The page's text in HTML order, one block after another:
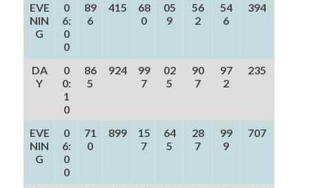
EVE
NIN
G
0
6:
0
0
89
6
415
68
0
05
9
56
2
54
6
394
DA
Y
0
0:
1
0
86
5
924
99
7
02
5
90
7
97
2
235
EVE
NIN
G
0
6:
0
0
71
0
899
15
7
64
5
28
7
99
9
707